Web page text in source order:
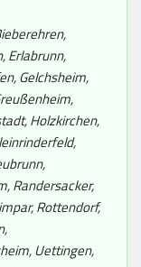
Erlabrunn,
Gelchsheim,
Holzkirchen,
Randersacker,
Rottendorf,
Uettingen,